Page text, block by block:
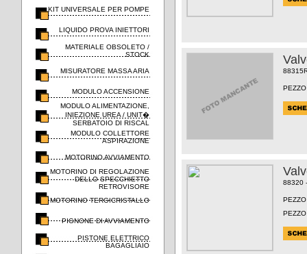
KIT UNIVERSALE PER POMPE
LIQUIDO PROVA INIETTORI
MATERIALE OBSOLETO /
STOCK
MISURATORE MASSA ARIA
MODULO ACCENSIONE
MODULO ALIMENTAZIONE,
INIEZIONE UREA / UNIT�
SERBATOIO DI RISCAL
MODULO COLLETTORE
ASPIRAZIONE
MOTORINO AVVIAMENTO
MOTORINO DI REGOLAZIONE
DELLO SPECCHIETTO
RETROVISORE
MOTORINO TERGICRISTALLO
PIGNONE DI AVVIAMENTO
PISTONE ELETTRICO
BAGAGLIAIO
88320